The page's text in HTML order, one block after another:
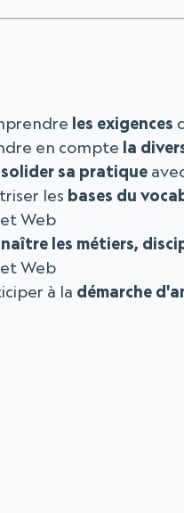
les exigences
en compte la
sa pratique
les bases du
Web
les métiers,
Web
à la démarche